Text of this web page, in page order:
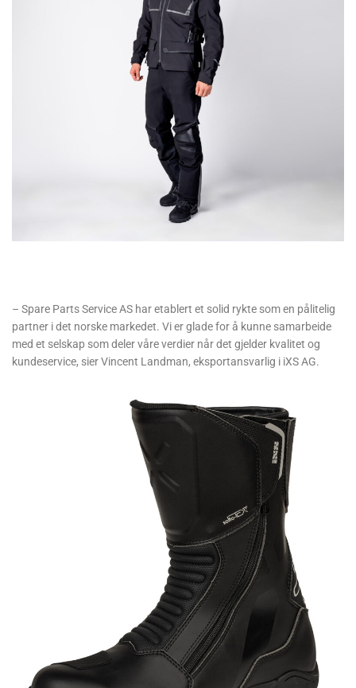
– Spare Parts Service AS har etablert et solid rykte som en pålitelig
partner i det norske markedet. Vi er glade for å kunne samarbeide
med et selskap som deler våre verdier når det gjelder kvalitet og
kundeservice, sier Vincent Landman, eksportansvarlig i iXS AG.